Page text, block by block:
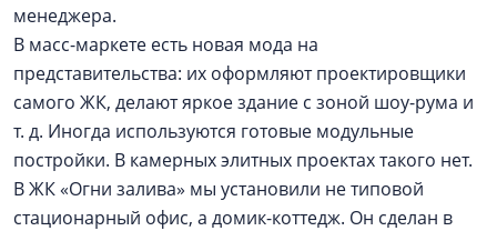
менеджера.
В масс-маркете есть новая мода на
представительства: их оформляют проектировщики
самого ЖК, делают яркое здание с зоной шоу-рума и
т. д. Иногда используются готовые модульные
постройки. В камерных элитных проектах такого нет.
В ЖК «Огни залива» мы установили не типовой
стационарный офис, а домик-коттедж. Он сделан в